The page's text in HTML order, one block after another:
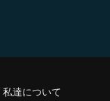
私達について